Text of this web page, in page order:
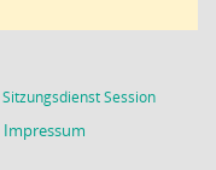
SitzungsdienstSession(Wird in
Impressum